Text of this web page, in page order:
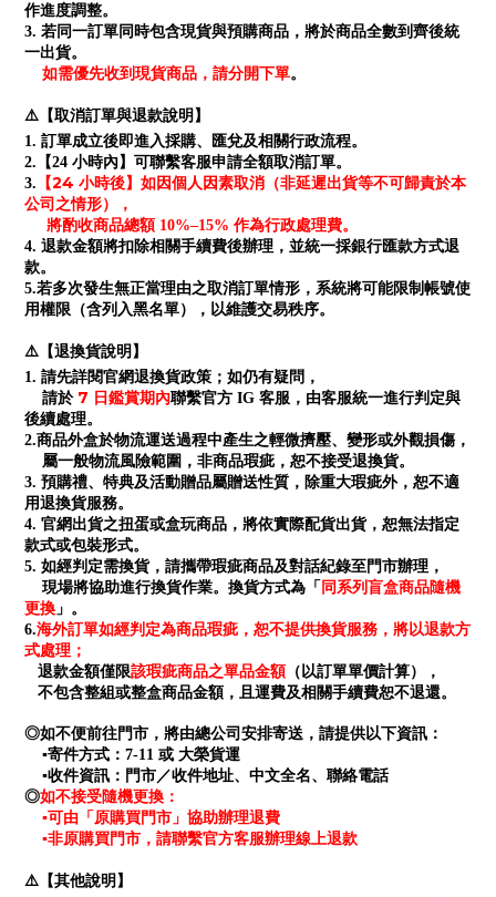
作進度調整。
3. 若同一訂單同時包含現貨與預購商品，將於商品全數到齊後統
一出貨。
如需優先收到現貨商品，請分開下單。
⚠️【取消訂單與退款說明】
1. 訂單成立後即進入採購、匯兌及相關行政流程。
2.【24 小時內】可聯繫客服申請全額取消訂單。
3.
【24 小時後】如因個人因素取消（非延遲出貨等不可歸責於本
公司之情形），
將酌收商品總額 10%–15% 作為行政處理費。
4. 退款金額將扣除相關手續費後辦理，並統一採銀行匯款方式退
款。
5.若多次發生無正當理由之取消訂單情形，系統將可能限制帳號使
用權限（含列入黑名單），以維護交易秩序。
⚠️【退換貨說明】
1. 請先詳閱官網退換貨政策；如仍有疑問，
請於 7 日鑑賞期內聯繫官方 IG 客服，由客服統一進行判定與
後續處理。
2.商品外盒於物流運送過程中產生之輕微擠壓、變形或外觀損傷，
屬一般物流風險範圍，非商品瑕疵，恕不接受退換貨。
3. 預購禮、特典及活動贈品屬贈送性質，除重大瑕疵外，恕不適
用退換貨服務。
4. 官網出貨之扭蛋或盒玩商品，將依實際配貨出貨，恕無法指定
款式或包裝形式。
5. 如經判定需換貨，請攜帶瑕疵商品及對話紀錄至門市辦理，
現場將協助進行換貨作業。換貨方式為「 同系列盲盒商品隨機
更換 」。
6.海外訂單如經判定為商品瑕疵，恕不提供換貨服務，將以退款方
式處理；
退款金額僅限該瑕疵商品之單品金額（以訂單單價計算），
不包含整組或整盒商品金額，且運費及相關手續費恕不退還。
◎如不便前往門市，將由總公司安排寄送，請提供以下資訊：
▪寄件方式：7-11 或 大榮貨運
▪收件資訊：門市／收件地址、中文全名、聯絡電話
◎如不接受隨機更換：
▪可由「原購買門市」協助辦理退費
▪非原購買門市，請聯繫官方客服辦理線上退款
⚠️【其他說明】